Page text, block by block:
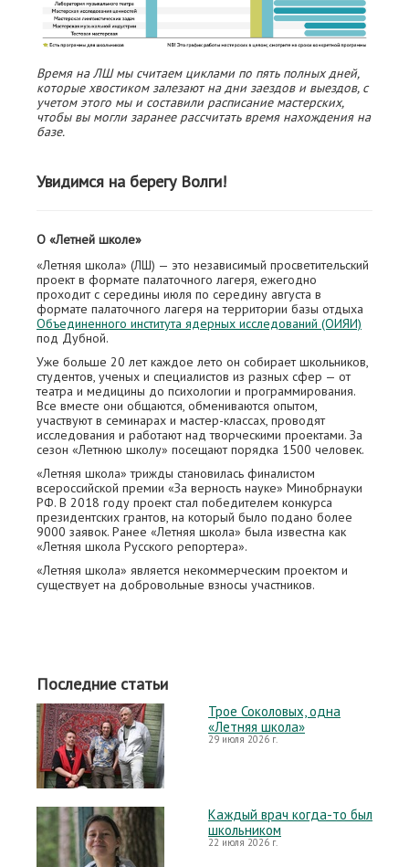
Время на ЛШ мы считаем циклами по пять полных дней,
которые хвостиком залезают на дни заездов и выездов, с
учетом этого мы и составили расписание мастерских,
чтобы вы могли заранее рассчитать время нахождения на
базе.
Увидимся на берегу Волги!
О «Летней школе»
«Летняя школа» (ЛШ) — это независимый просветительский
проект в формате палаточного лагеря, ежегодно
проходит с середины июля по середину августа в
формате палаточного лагеря на территории базы отдыха
Объединенного института ядерных исследований (ОИЯИ)
под Дубной.
Уже больше 20 лет каждое лето он собирает школьников,
студентов, ученых и специалистов из разных сфер — от
театра и медицины до психологии и программирования.
Все вместе они общаются, обмениваются опытом,
участвуют в семинарах и мастер-классах, проводят
исследования и работают над творческими проектами. За
сезон «Летнюю школу» посещают порядка 1500 человек.
«Летняя школа» трижды становилась финалистом
всероссийской премии «За верность науке» Минобрнауки
РФ. В 2018 году проект стал победителем конкурса
президентских грантов, на который было подано более
9000 заявок. Ранее «Летняя школа» была известна как
«Летняя школа Русского репортера».
«Летняя школа» является некоммерческим проектом и
существует на добровольные взносы участников.
Последние статьи
Трое Соколовых, одна
«Летняя школа»
29 июля 2026 г.
Каждый врач когда-то был
школьником
22 июля 2026 г.